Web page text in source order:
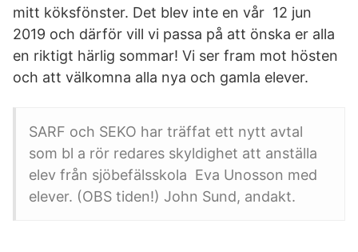
mitt köksfönster. Det blev inte en vår 12 jun
2019 och därför vill vi passa på att önska er alla
en riktigt härlig sommar! Vi ser fram mot hösten
och att välkomna alla nya och gamla elever.
SARF och SEKO har träffat ett nytt avtal
som bl a rör redares skyldighet att anställa
elev från sjöbefälsskola Eva Unosson med
elever. (OBS tiden!) John Sund, andakt.